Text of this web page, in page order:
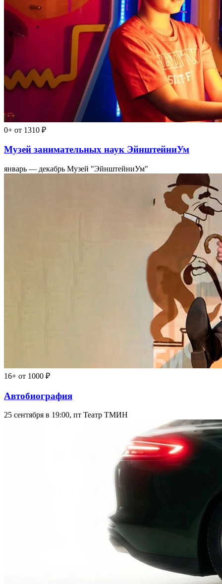
0+ от 1310 ₽
Музей занимательных наук ЭйнштейниУм
январь — декабрь Музей "ЭйнштейниУм"
16+ от 1000 ₽
Автобиография
25 сентября в 19:00, пт Театр ТМИН